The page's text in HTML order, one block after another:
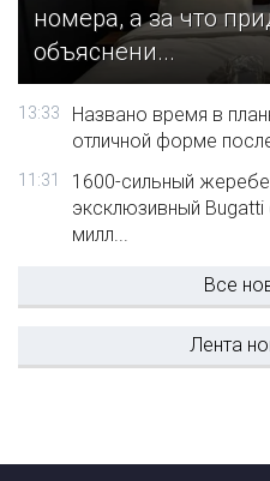
номера, а за что
объяснени...
13:33
Названо время в
отличной форме
11:31
1600-сильный
эксклюзивный
милл...
Все
Лента